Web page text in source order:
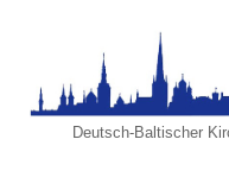
Deutsch-Baltischer